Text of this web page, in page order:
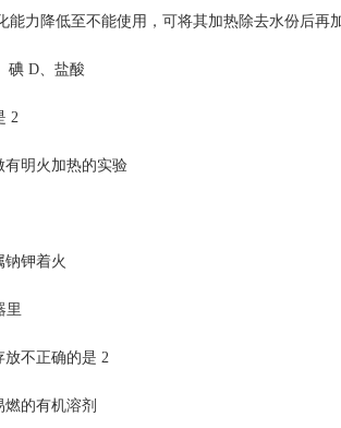
力降低至不能使用，可将其加热除去水份后再
D、盐酸
2
明火加热的实验
钾着火
里
不正确的是 2
的有机溶剂